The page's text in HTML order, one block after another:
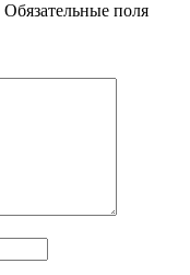
Обязательные поля